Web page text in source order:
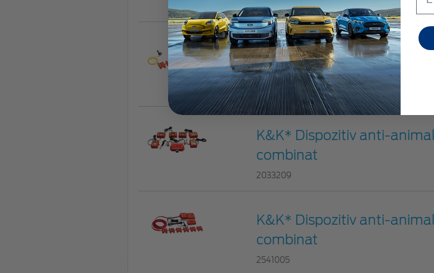
2540999
K&K* Dispozitiv anti-
combinat
2046845
K&K* Dispozitiv anti-
combinat
2033209
K&K* Dispozitiv anti-
combinat
2541005